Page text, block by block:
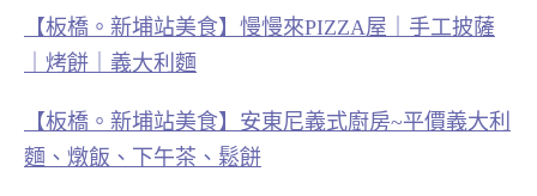
【板橋。新埔站美食】慢慢來PIZZA屋｜手工披薩
｜烤餅｜義大利麵
【板橋。新埔站美食】安東尼義式廚房~平價義大利
麵、燉飯、下午茶、鬆餅